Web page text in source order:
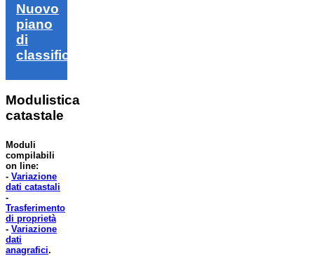
Nuovo
piano
di
classifica
Modulistica
catastale
Moduli
compilabili
on line:
- Variazione
dati catastali
-
Trasferimento
di proprietà
- Variazione
dati
anagrafici.